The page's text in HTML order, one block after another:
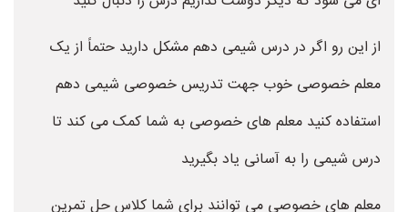
از این رو اگر در درس شیمی دهم مشکل دارید حتماً از یک
معلم خصوصی خوب جهت تدریس خصوصی شیمی دهم
استفاده کنید معلم های خصوصی به شما کمک می کند تا
درس شیمی را به آسانی یاد بگیرید
معلم های خصوصی می توانند برای شما کلاس حل تمرین